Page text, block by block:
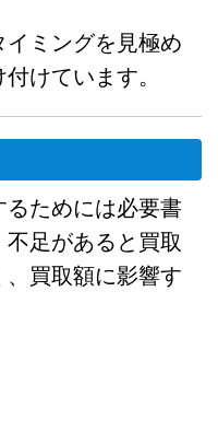
ミングを見極め
けています。
ためには必要書
足があると買取
買取額に影響す